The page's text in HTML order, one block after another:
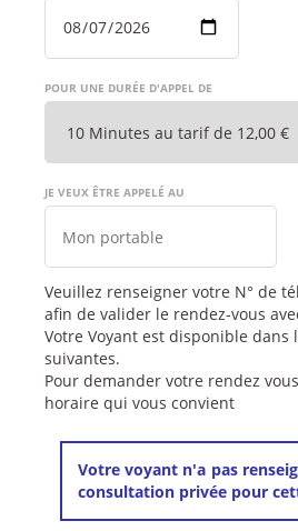
POUR UNE DURÉE D'APPEL DE
JE VEUX ÊTRE APPELÉ AU
Veuillez renseigner votre N° de
afin de valider le rendez-vous
Votre Voyant est disponible dans
suivantes.
Pour demander votre rendez
horaire qui vous convient
Votre voyant n'a pas
consultation privée pour